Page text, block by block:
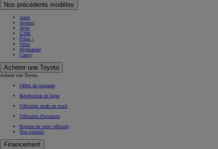
Nos précédents modèles
Auris
Avensis
Aygo
GT86
Prius +
Verso
Highlander
Camry
Acheter une Toyota
Acheter une Toyota
Offres du moment
Réservation en ligne
Véhicules neufs en stock
Véhicules d'occasion
Reprise de votre véhicule
Nos conseils
Financement